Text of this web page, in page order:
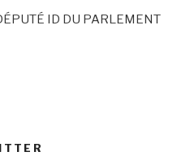
ID DU PARLEMENT